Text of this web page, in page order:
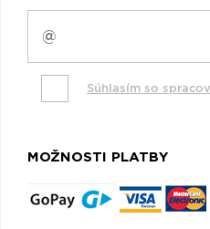
Súhlasím so
MOŽNOSTI PLATBY